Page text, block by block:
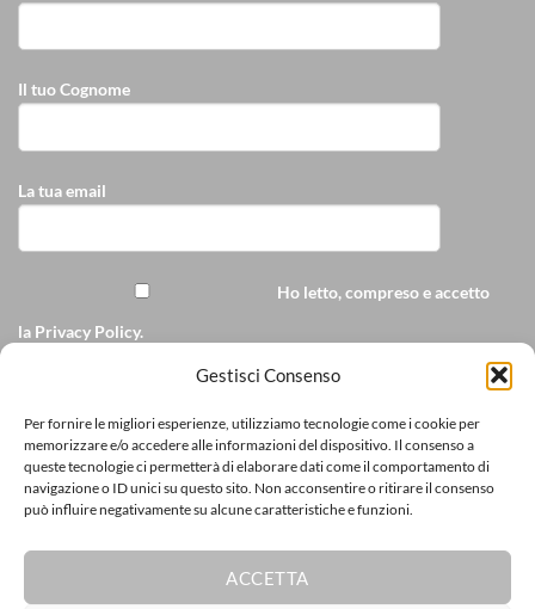
Gestisci Consenso
Per fornire le migliori esperienze, utilizziamo tecnologie come i cookie per
memorizzare e/o accedere alle informazioni del dispositivo. Il consenso a
queste tecnologie ci permetterà di elaborare dati come il comportamento di
navigazione o ID unici su questo sito. Non acconsentire o ritirare il consenso
può influire negativamente su alcune caratteristiche e funzioni.
ACCETTA
Il tuo Cognome
La tua email
Ho letto, compreso e accetto
la Privacy Policy.
ricamopersonalizzato.it via e-mail
[cf7sr-simple-recaptcha]